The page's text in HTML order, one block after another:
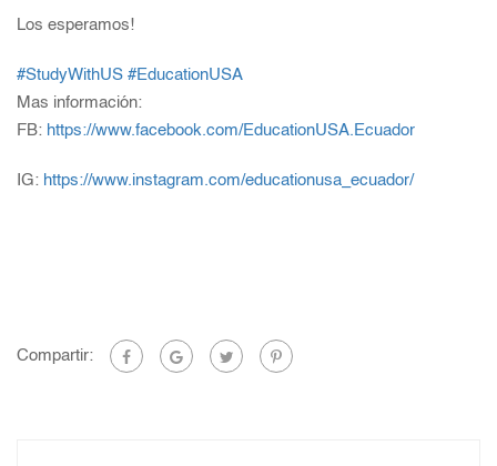
Los esperamos!
#StudyWithUS #EducationUSA
Mas información:
FB: https://www.facebook.com/EducationUSA.Ecuador
IG: https://www.instagram.com/educationusa_ecuador/
Compartir: